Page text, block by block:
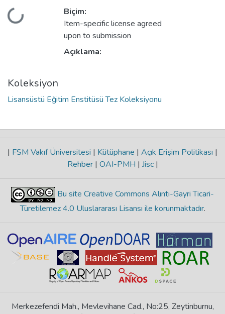
Biçim:
Item-specific license agreed
upon to submission
Açıklama:
Koleksiyon
Lisansüstü Eğitim Enstitüsü Tez Koleksiyonu
| FSM Vakıf Üniversitesi | Kütüphane | Açık Erişim Politikası |
Rehber | OAI-PMH | Jisc |
Bu site Creative Commons Alıntı-Gayri Ticari-
Türetilemez 4.0 Uluslararası Lisansı ile korunmaktadır.
Merkezefendi Mah., Mevlevihane Cad., No:25, Zeytinburnu,